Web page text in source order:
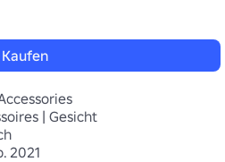
Kaufen
| Gesicht
2021